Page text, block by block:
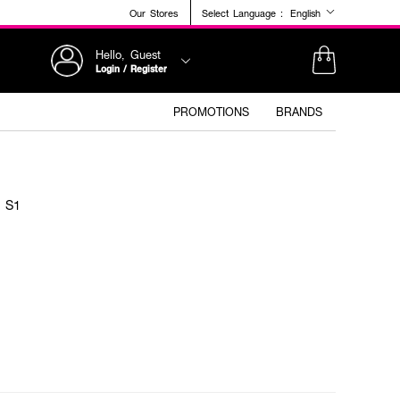
Our Stores Select Language : English
Hello, Guest
Login / Register
PROMOTIONS BRANDS